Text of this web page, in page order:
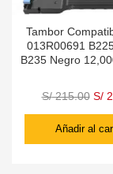
Tambor
013R00691
B235 Negro
S/215.00 S/
Añadir al